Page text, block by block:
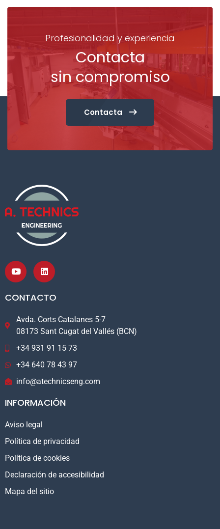
Profesionalidad y experiencia
Contacta
sin compromiso
Contacta
CONTACTO
Avda. Corts Catalanes 5-7
08173 Sant Cugat del Vallés (BCN)
+34 931 91 15 73
+34 640 78 43 97
info@atechnicseng.com
INFORMACIÓN
Aviso legal
Política de privacidad
Política de cookies
Declaración de accesibilidad
Mapa del sitio